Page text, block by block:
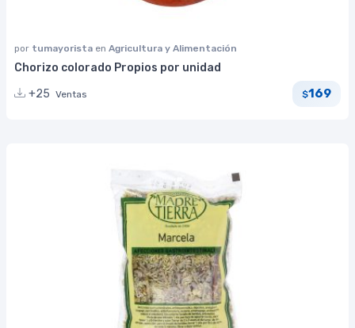
por tumayorista en Agricultura y Alimentación
Chorizo colorado Propios por unidad
+25 Ventas $169